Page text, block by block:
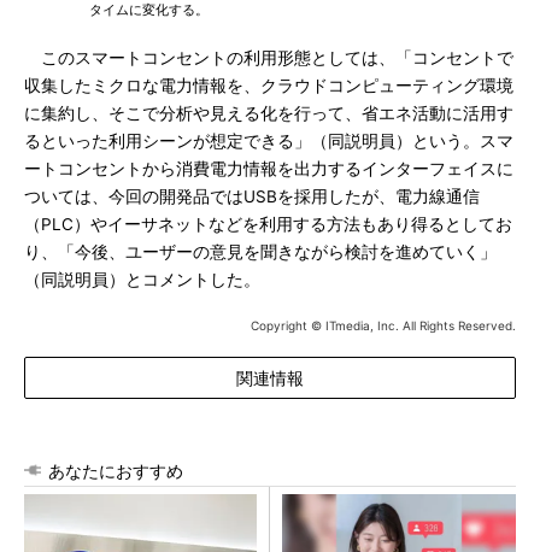
タイムに変化する。
このスマートコンセントの利用形態としては、「コンセントで
収集したミクロな電力情報を、クラウドコンピューティング環境
に集約し、そこで分析や見える化を行って、省エネ活動に活用す
るといった利用シーンが想定できる」（同説明員）という。スマ
ートコンセントから消費電力情報を出力するインターフェイスに
ついては、今回の開発品ではUSBを採用したが、電力線通信
（PLC）やイーサネットなどを利用する方法もあり得るとしてお
り、「今後、ユーザーの意見を聞きながら検討を進めていく」
（同説明員）とコメントした。
Copyright © ITmedia, Inc. All Rights Reserved.
関連情報
あなたにおすすめ